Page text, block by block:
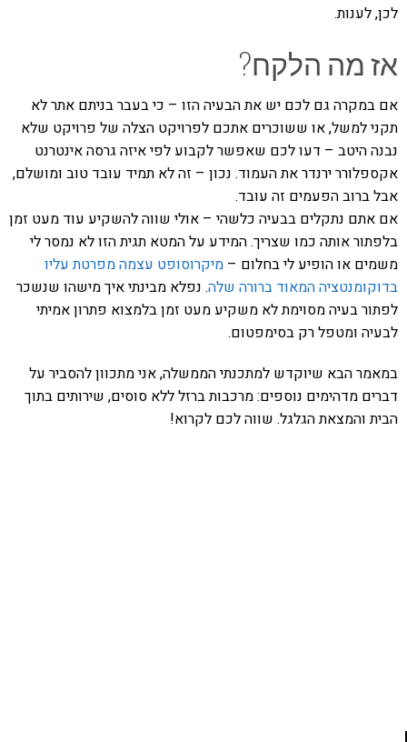
לכן, לענות.
אז מה הלקח?
אם במקרה גם לכם יש את הבעיה הזו – כי בעבר בניתם אתר לא
תקני למשל, או ששוכרים אתכם לפרויקט הצלה של פרויקט שלא
נבנה היטב – דעו לכם שאפשר לקבוע לפי איזה גרסה אינטרנט
אקספלורר ירנדר את העמוד. נכון – זה לא תמיד עובד טוב ומושלם,
אבל ברוב הפעמים זה עובד.
אם אתם נתקלים בבעיה כלשהי – אולי שווה להשקיע עוד מעט זמן
בלפתור אותה כמו שצריך. המידע על המטא תגית הזו לא נמסר לי
משמים או הופיע לי בחלום – מיקרוסופט עצמה מפרטת עליו
בדוקומנטציה המאוד ברורה שלה. נפלא מבינתי איך מישהו שנשכר
לפתור בעיה מסוימת לא משקיע מעט זמן בלמצוא פתרון אמיתי
לבעיה ומטפל רק בסימפטום.
במאמר הבא שיוקדש למתכנתי הממשלה, אני מתכוון להסביר על
דברים מדהימים נוספים: מרכבות ברזל ללא סוסים, שירותים בתוך
הבית והמצאת הגלגל. שווה לכם לקרוא!